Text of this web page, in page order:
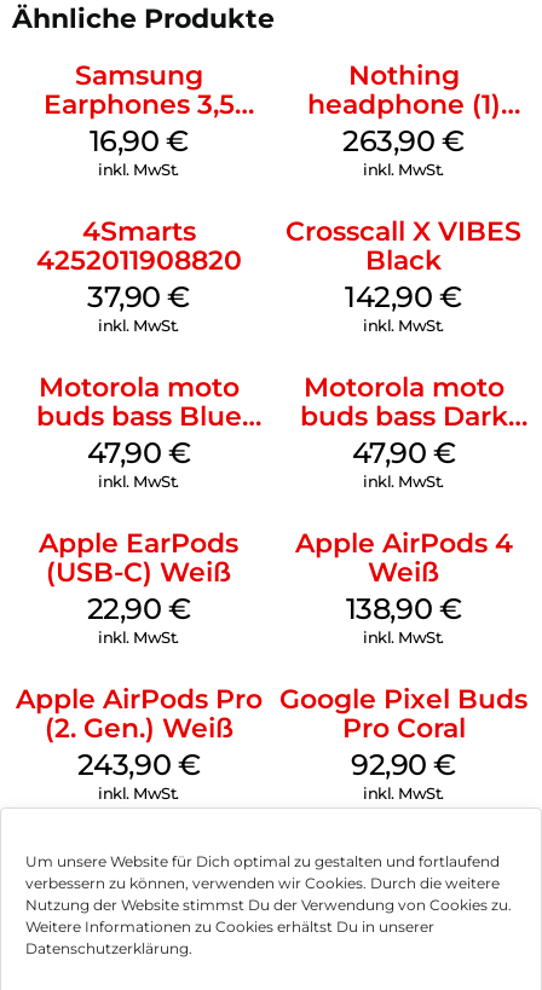
Um unsere Website für Dich optimal zu gestalten und fortlaufend
verbessern zu können, verwenden wir Cookies. Durch die weitere
Nutzung der Website stimmst Du der Verwendung von Cookies zu.
Weitere Informationen zu Cookies erhältst Du in unserer
Datenschutzerklärung.
Ähnliche Produkte
Samsung
Earphones 3,5
mm Schwarz
16,90 €
inkl. MwSt.
Nothing
headphone (1)
Schwarz
263,90€
inkl. MwSt.
4Smarts
4252011908820
37,90€
inkl. MwSt.
Crosscall X VIBES
Black
142,90€
inkl. MwSt.
Motorola moto
buds bass Blue
Jewel
47,90 €
inkl. MwSt.
Motorola moto
buds bass Dark
Shadow
47,90 €
inkl. MwSt.
Apple EarPods
(USB-C) Weiß
22,90 €
inkl. MwSt.
Apple AirPods 4
Weiß
138,90 €
inkl. MwSt.
Apple AirPods Pro
(2. Gen.) Weiß
243,90 €
inkl. MwSt.
Google Pixel Buds
Pro Coral
92,90€
inkl. MwSt.
Impressum